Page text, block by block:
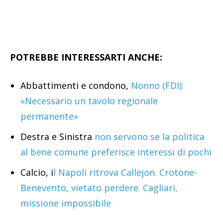
POTREBBE INTERESSARTI ANCHE:
Abbattimenti e condono, Nonno (FDI):
«Necessario un tavolo regionale
permanente»
Destra e Sinistra non servono se la politica
al bene comune preferisce interessi di pochi
Calcio, il Napoli ritrova Callejon. Crotone-
Benevento, vietato perdere. Cagliari,
missione impossibile